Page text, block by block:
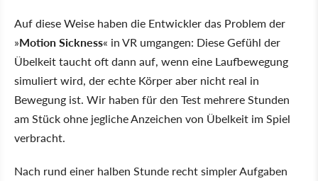
Auf diese Weise haben die Entwickler das Problem der
»Motion Sickness« in VR umgangen: Diese Gefühl der
Übelkeit taucht oft dann auf, wenn eine Laufbewegung
simuliert wird, der echte Körper aber nicht real in
Bewegung ist. Wir haben für den Test mehrere Stunden
am Stück ohne jegliche Anzeichen von Übelkeit im Spiel
verbracht.
Nach rund einer halben Stunde recht simpler Aufgaben